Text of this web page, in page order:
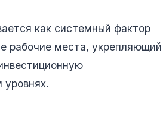
как системный фактор
рабочие места, укрепляющий